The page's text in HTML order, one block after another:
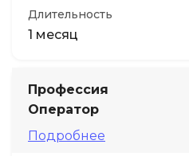
Длительность
1 месяц
Профессия
Оператор
Подробнее